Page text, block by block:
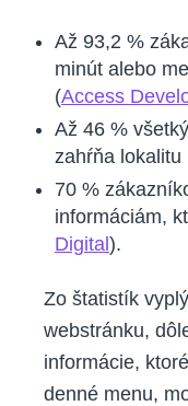
Až 93,2 %
minút alebo
(Access
Až 46 %
zahŕňa lokalitu
70 %
informáciám,
Digital ).
Zo štatistík
webstránku,
informácie,
denné menu,